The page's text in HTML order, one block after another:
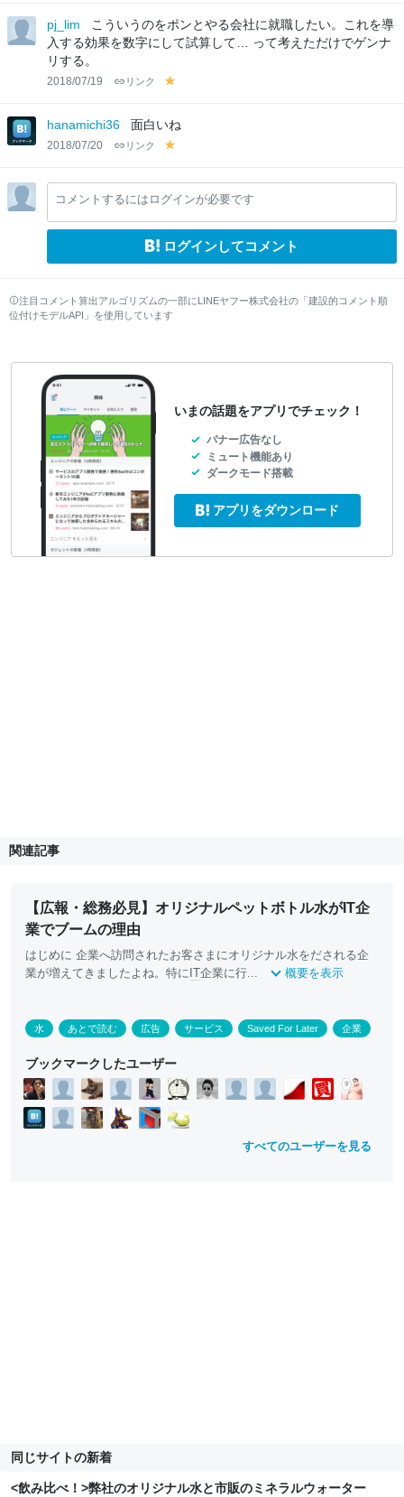
lo
pj_lim
こういうのをポンとやる会社に就職したい。これを導
入する効果を数字にして試算して… って考えただけでゲンナ
リする。
2018/07/19 リンク
lo
w
hanamichi36 面白いね
2018/07/20 リンク
lo
w
コメントするにはログインが必要です
ログインしてコメント
注目コメント算出アルゴリズムの一部にLINEヤフー株式会社の「建設的コメント順
位付けモデルAPI」を使用しています
いまの話題をアプリでチェック！
バナー広告なし
ミュート機能あり
ダークモード搭載
アプリをダウンロード
関連記事
【広報・総務必見】オリジナルペットボトル水がIT企
業でブームの理由
はじめに 企業へ訪問されたお客さまにオリジナル水をだされる企
業が増えてきましたよね。特に IT企業に行... 概要を表示
水 あとで読む 広告 サービス Saved For Later 企業
ブックマークしたユーザー
すべてのユーザーを見る
同じサイトの新着
<飲み比べ！>弊社のオリジナル水と市販のミネラルウォーター